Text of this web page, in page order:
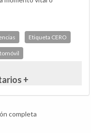
Etiqueta CERO
+
completa